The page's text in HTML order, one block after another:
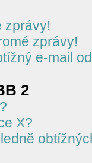
zprávy!
zprávy!
e-mail
2
X?